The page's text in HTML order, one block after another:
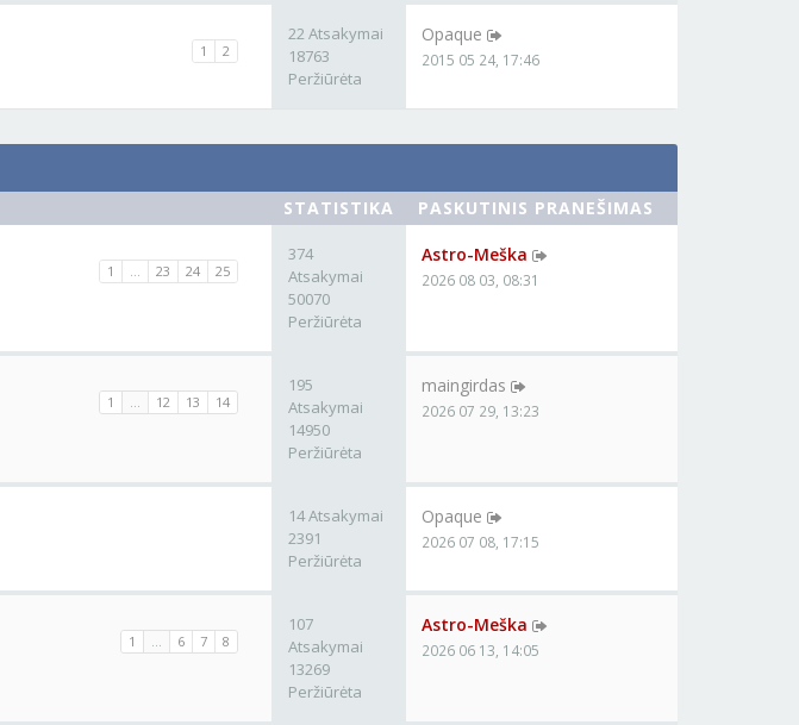
1 2
22 Atsakymai
18763
Peržiūrėta
Opaque
2015 05 24, 17:46
STATISTIKA PASKUTINIS PRANEŠIMAS
1 ... 23 24 25
374
Atsakymai
50070
Peržiūrėta
Astro-Meška
2026 08 03, 08:31
1 ... 12 13 14
195
Atsakymai
14950
Peržiūrėta
maingirdas
2026 07 29, 13:23
14 Atsakymai
2391
Peržiūrėta
Opaque
2026 07 08, 17:15
1 ... 6 7 8
107
Atsakymai
13269
Peržiūrėta
Astro-Meška
2026 06 13, 14:05